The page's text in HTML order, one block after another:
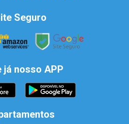
Seguro
já nosso APP